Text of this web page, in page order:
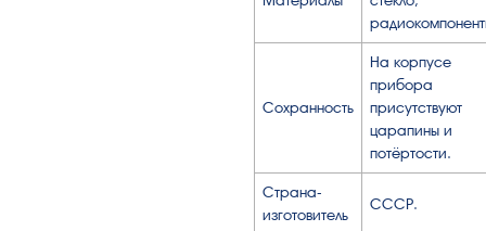
Сохранность
На корпусе
прибора
присутствуют
царапины и
потёртости.
Страна-
изготовитель
СССР.